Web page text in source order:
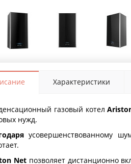
Характеристики
газовый котел
нужд.
усовершенствованному
Net позволяет дистанционно